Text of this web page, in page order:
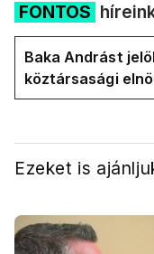
FONTOS
Baka Andrást
köztársasági
Ezeket is